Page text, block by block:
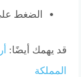
الضغط
قد يهمك أيضًا:
المملكة